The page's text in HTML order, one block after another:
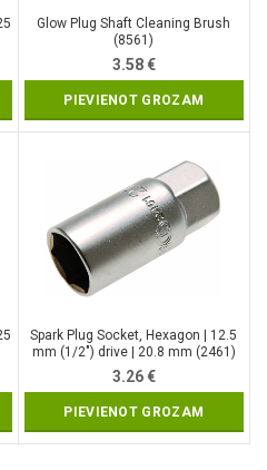
Glow Plug Shaft Cleaning Brush
(8561)
3.58€
PIEVIENOT GROZAM
Spark Plug Socket, Hexagon | 12.5
mm (1/2″) drive | 20.8 mm (2461)
3.26€
PIEVIENOT GROZAM